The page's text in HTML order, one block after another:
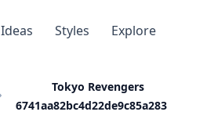
Ideas Styles Explore
Tokyo Revengers
6741aa82bc4d22de9c85a283